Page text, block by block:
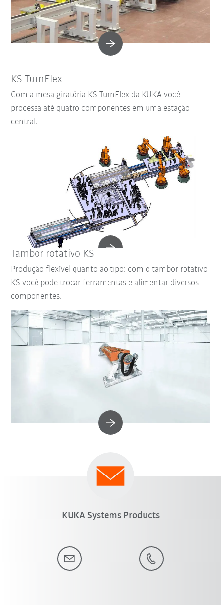
KS TurnFlex
Com a mesa giratória KS TurnFlex da KUKA você
processa até quatro componentes em uma estação
central.
Tambor rotativo KS
Produção flexível quanto ao tipo: com o tambor rotativo
KS você pode trocar ferramentas e alimentar diversos
componentes.
KUKA Systems Products